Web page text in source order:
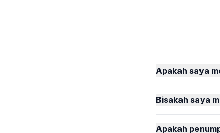
Apakah saya
Bisakah saya
Apakah